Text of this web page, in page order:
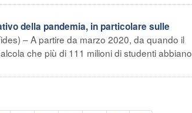
della pandemia, in particolare sulle
– A partire da marzo 2020, da quando il
che più di 111 milioni di studenti abbiano